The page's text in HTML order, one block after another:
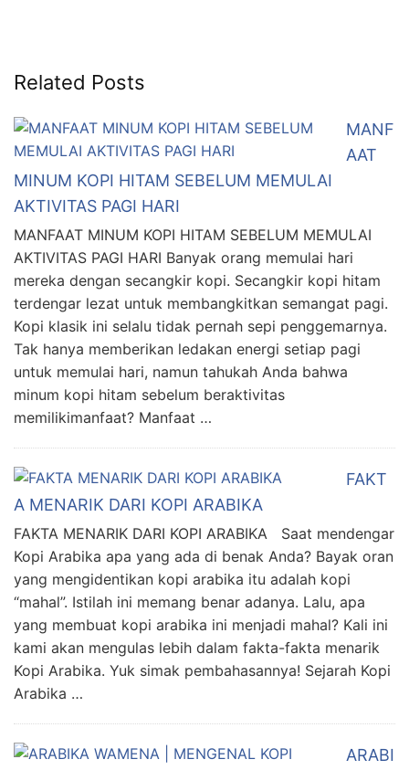
Related Posts
MANF
AAT
MINUM KOPI HITAM SEBELUM MEMULAI
AKTIVITAS PAGI HARI
MANFAAT MINUM KOPI HITAM SEBELUM MEMULAI
AKTIVITAS PAGI HARI Banyak orang memulai hari
mereka dengan secangkir kopi. Secangkir kopi hitam
terdengar lezat untuk membangkitkan semangat pagi.
Kopi klasik ini selalu tidak pernah sepi penggemarnya.
Tak hanya memberikan ledakan energi setiap pagi
untuk memulai hari, namun tahukah Anda bahwa
minum kopi hitam sebelum beraktivitas
memilikimanfaat? Manfaat …
FAKT
A MENARIK DARI KOPI ARABIKA
FAKTA MENARIK DARI KOPI ARABIKA Saat mendengar
Kopi Arabika apa yang ada di benak Anda? Bayak oran
yang mengidentikan kopi arabika itu adalah kopi
“mahal”. Istilah ini memang benar adanya. Lalu, apa
yang membuat kopi arabika ini menjadi mahal? Kali ini
kami akan mengulas lebih dalam fakta-fakta menarik
Kopi Arabika. Yuk simak pembahasannya! Sejarah Kopi
Arabika …
ARABI